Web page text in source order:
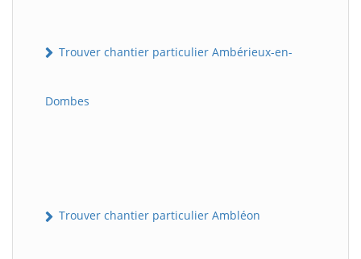
Trouver chantier particulier Ambérieux-en-
Dombes
Trouver chantier particulier Ambléon